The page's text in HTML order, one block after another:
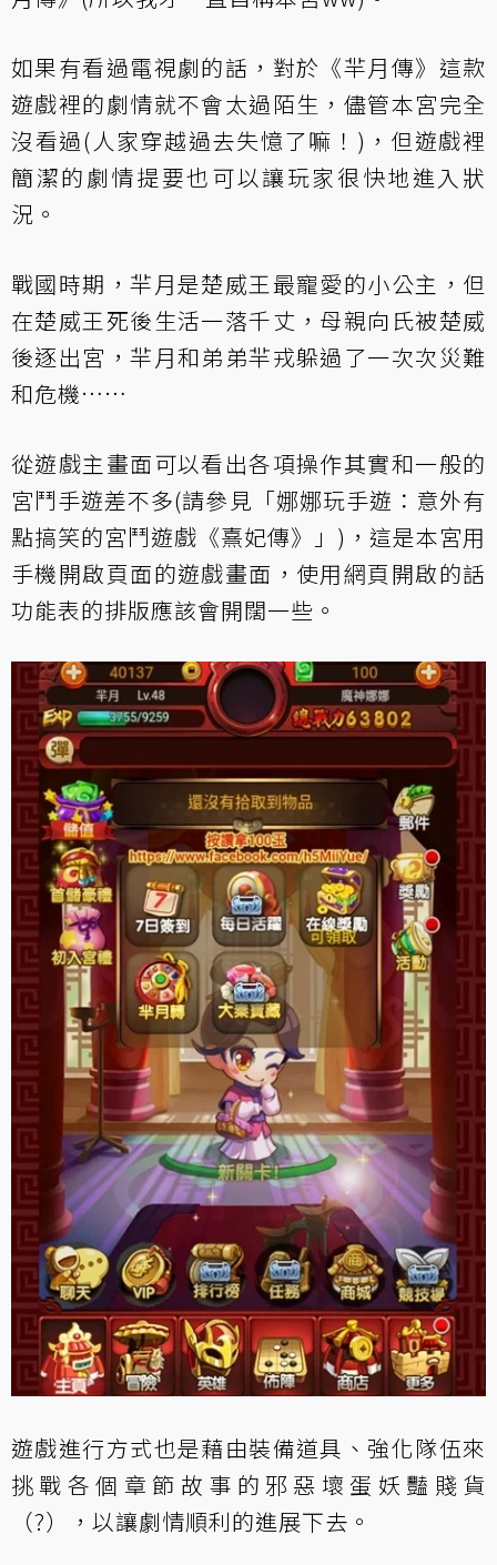
如果有看過電視劇的話，對於《羋月傳》這款
遊戲裡的劇情就不會太過陌生，儘管本宮完全
沒看過(人家穿越過去失憶了嘛！)，但遊戲裡
簡潔的劇情提要也可以讓玩家很快地進入狀
況。
戰國時期，羋月是楚威王最寵愛的小公主，但
在楚威王死後生活一落千丈，母親向氏被楚威
後逐出宮，羋月和弟弟羋戎躲過了一次次災難
和危機……
從遊戲主畫面可以看出各項操作其實和一般的
宮鬥手遊差不多(請參見「娜娜玩手遊：意外有
點搞笑的宮鬥遊戲《熹妃傳》 」)，這是本宮用
手機開啟頁面的遊戲畫面，使用網頁開啟的話
功能表的排版應該會開闊一些。
遊戲進行方式也是藉由裝備道具、強化隊伍來
挑戰各個章節故事的邪惡壞蛋妖豔賤貨
（?），以讓劇情順利的進展下去。